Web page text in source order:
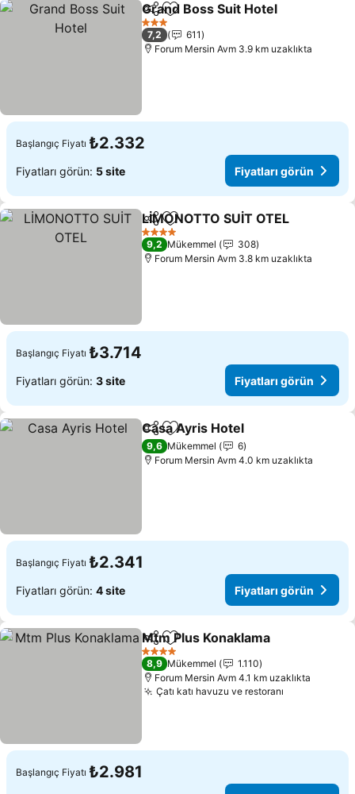
PaylaşFavorilerime ekle
Grand Boss Suit Hotel
3 Yıldız
7,2
611
Forum Mersin Avm 3.9 km uzaklıkta
Başlangıç Fiyatı ₺2.332
Fiyatları görün: 5 site Fiyatları görün
PaylaşFavorilerime ekle
LİMONOTTO SUİT OTEL
4 Yıldız
9,2 Mükemmel
308
Forum Mersin Avm 3.8 km uzaklıkta
Başlangıç Fiyatı ₺3.714
Fiyatları görün: 3 site Fiyatları görün
PaylaşFavorilerime ekle
Casa Ayris Hotel
9,6 Mükemmel
6
Forum Mersin Avm 4.0 km uzaklıkta
Başlangıç Fiyatı ₺2.341
Fiyatları görün: 4 site Fiyatları görün
PaylaşFavorilerime ekle
Mtm Plus Konaklama
4 Yıldız
8,9 Mükemmel
1.110
Forum Mersin Avm 4.1 km uzaklıkta
Çatı katı havuzu ve restoranı
Başlangıç Fiyatı ₺2.981